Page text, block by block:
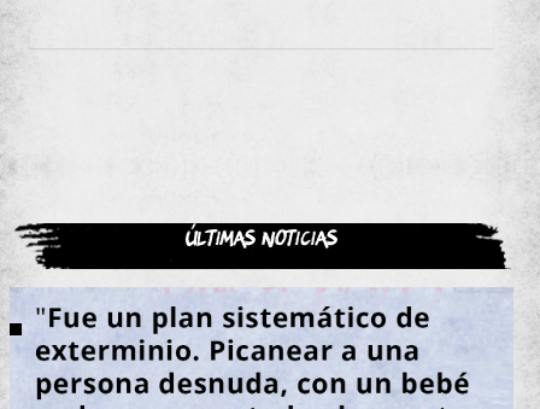
Últimas noticias